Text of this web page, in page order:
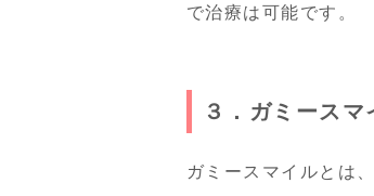
で治療は可能です。
３．ガミースマ
ガミースマイルとは